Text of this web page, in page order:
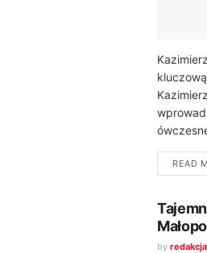
READ
by redakcja